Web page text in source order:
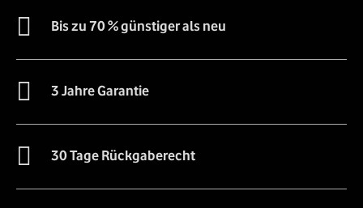
Bis zu 70 % günstiger als neu
3 Jahre Garantie
30 Tage Rückgaberecht